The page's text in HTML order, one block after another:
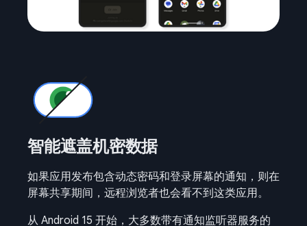
智能遮盖机密数据
如果应用发布包含动态密码和登录屏幕的通知，则在
屏幕共享期间，远程浏览者也会看不到这类应用。
从 Android 15 开始，大多数带有通知监听器服务的